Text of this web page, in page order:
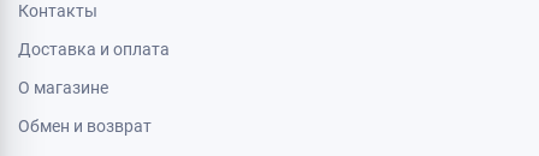
Контакты
Доставка и оплата
О магазине
Обмен и возврат